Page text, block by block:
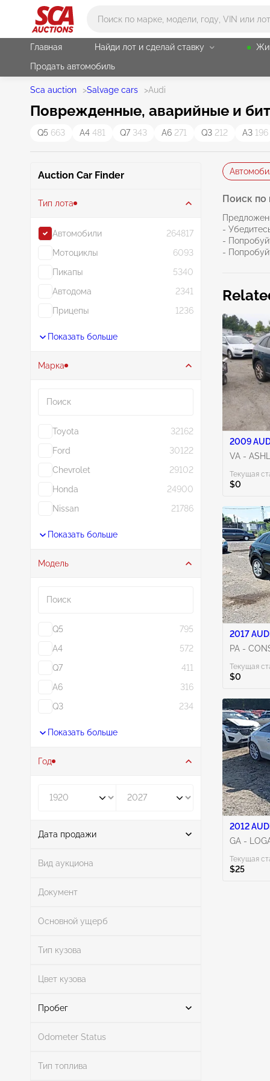
Главная Найди лот и сделай ставку
Продать автомобиль
Sca auction >Salvage cars >Audi
Поврежденные, аварийные и
Q5 663 A4 481 Q7 343 A6 271 Q3 212 A3 196
Auction Car Finder
Тип лота
Автомобили
264817
Мотоциклы
6093
Пикапы
5340
Автодома
2341
Прицепы
1236
Показать больше
Марка
Toyota
32162
Ford
30122
Chevrolet
29102
Honda
24900
Nissan
21786
Показать больше
Модель
Q5
795
A4
572
Q7
411
A6
316
Q3
234
Показать больше
Год
Дата продажи
От
Вид аукциона
Документ
Основной ущерб
Тип кузова
Цвет кузова
Пробег
Odometer Status
Тип топлива
Поиск по
-
-
-
2009
VA -
Текущая
$0
2017
PA -
Текущая
$0
2012
GA -
Текущая
$25